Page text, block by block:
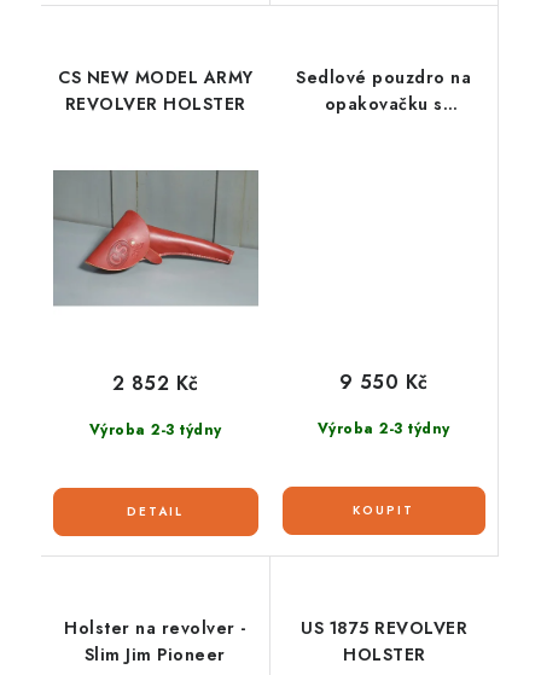
CS NEW MODEL ARMY
REVOLVER HOLSTER
Výroba 2-3 týdny
2 852 Kč
Sedlové pouzdro na
opakovačku s
Výroba 2-3 týdny
9 550 Kč
Holster na revolver -
Slim Jim Pioneer
US 1875 REVOLVER
HOLSTER